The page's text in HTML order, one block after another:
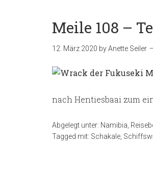
Meile 108 –
12. März 2020 byAnette Seiler
nach Hentiesbaai zum
Abgelegt unter: Namibia
Tagged mit: Schakale